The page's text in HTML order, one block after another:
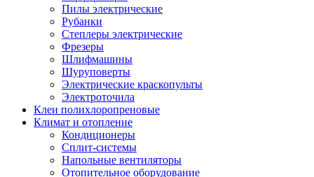
Пилы электрические
Рубанки
Степлеры электрические
Фрезеры
Шлифмашины
Шуруповерты
Электрические краскопульты
Электроточила
Клеи полихлоропреновые
Климат и отопление
Кондиционеры
Сплит-системы
Напольные вентиляторы
Отопительное оборудование